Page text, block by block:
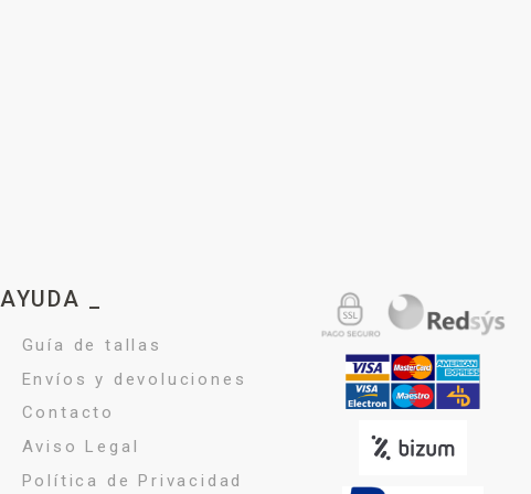
AYUDA _
Guía de tallas
Envíos y devoluciones
Contacto
Aviso Legal
Política de Privacidad